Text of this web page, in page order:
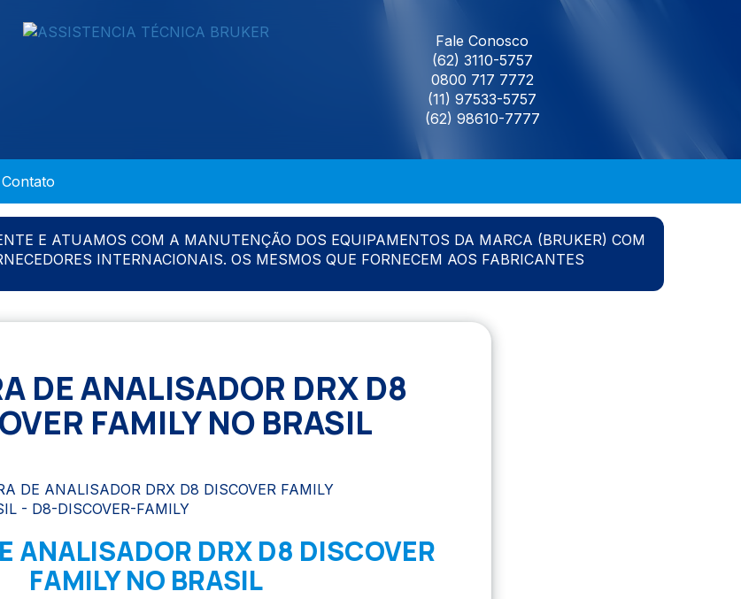
Fale Conosco
(62) 3110-5757
0800 717 7772
(11) 97533-5757
(62) 98610-7777
Contato
E ATUAMOS COM A MANUTENÇÃO DOS EQUIPAMENTOS DA MARCA (BRUKER) COM
INTERNACIONAIS. OS MESMOS QUE FORNECEM AOS FABRICANTES
DE ANALISADOR DRX D8
FAMILY NO BRASIL
ANALISADOR DRX D8 DISCOVER
FAMILY NO BRASIL